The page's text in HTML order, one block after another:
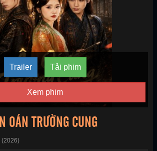
Trailer Tải phim
Xem phim
OÁN TRƯỜNG CUNG
(2026)